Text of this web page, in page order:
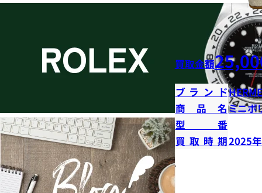
買取金額
ブランド
商品名ミニボ
型番
買取時期2025